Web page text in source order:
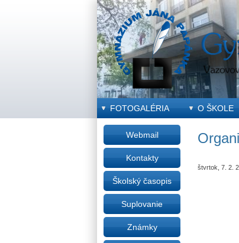
FOTOGALÉRIA O ŠKOLE
štvrtok, 7. 2.
Webmail
Kontakty
Školský časopis
Suplovanie
Známky